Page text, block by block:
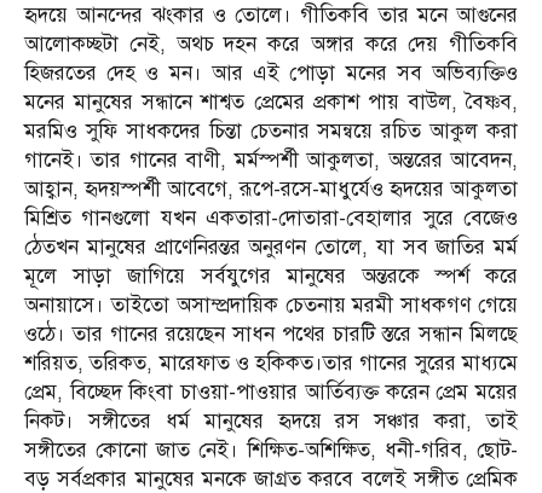
হৃদয়ে আনন্দের ঝংকার ও তোলে। গীতিকবি তার মনে আগুনের
আলোকচ্ছটা নেই, অথচ দহন করে অঙ্গার করে দেয় গীতিকবি
হিজরতের দেহ ও মন। আর এই পোড়া মনের সব অভিব্যক্তিও
মনের মানুষের সন্ধানে শাশ্বত প্রেমের প্রকাশ পায় বাউল, বৈষ্ণব,
মরমিও সুফি সাধকদের চিন্তা চেতনার সমন্বয়ে রচিত আকুল করা
গানেই। তার গানের বাণী, মর্মস্পর্শী আকুলতা, অন্তরের আবেদন,
আহ্বান, হৃদয়স্পর্শী আবেগে, রূপে-রসে-মাধুর্যেও হৃদয়ের আকুলতা
মিশ্রিত গানগুলো যখন একতারা-দোতারা-বেহালার সুরে বেজেও
ঠেতখন মানুষের প্রাণেনিরন্তর অনুরণন তোলে, যা সব জাতির মর্ম
মূলে সাড়া জাগিয়ে সর্বযুগের মানুষের অন্তরকে স্পর্শ করে
অনায়াসে। তাইতো অসাম্প্রদায়িক চেতনায় মরমী সাধকগণ গেয়ে
ওঠে। তার গানের রয়েছেন সাধন পথের চারটি স্তরে সন্ধান মিলছে
শরিয়ত, তরিকত, মারেফাত ও হকিকত।তার গানের সুরের মাধ্যমে
প্রেম, বিচ্ছেদ কিংবা চাওয়া-পাওয়ার আর্তিব্যক্ত করেন প্রেম ময়ের
নিকট। সঙ্গীতের ধর্ম মানুষের হৃদয়ে রস সঞ্চার করা, তাই
সঙ্গীতের কোনো জাত নেই। শিক্ষিত-অশিক্ষিত, ধনী-গরিব, ছোট-
বড় সর্বপ্রকার মানুষের মনকে জাগ্রত করবে বলেই সঙ্গীত প্রেমিক